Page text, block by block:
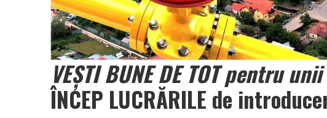
VEȘTI BUNE DE TOT pentru
ÎNCEP LUCRĂRILE de